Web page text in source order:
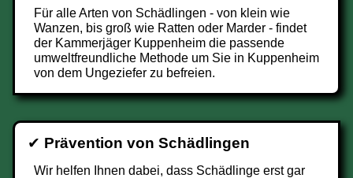
Für alle Arten von Schädlingen - von klein wie
Wanzen, bis groß wie Ratten oder Marder - findet
der Kammerjäger Kuppenheim die passende
umweltfreundliche Methode um Sie in Kuppenheim
von dem Ungeziefer zu befreien.
✔ Prävention von Schädlingen
Wir helfen Ihnen dabei, dass Schädlinge erst gar